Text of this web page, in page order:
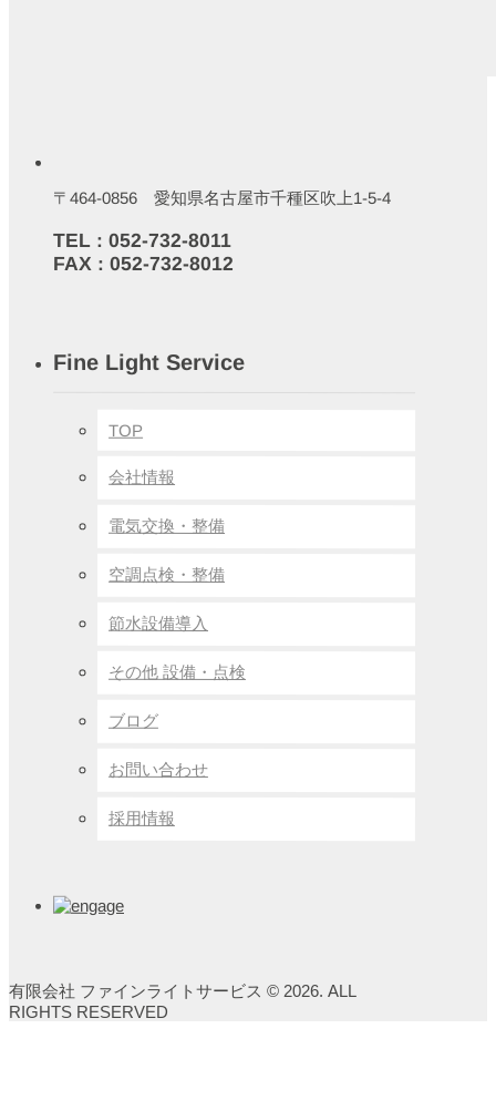
〒464-0856 愛知県名古屋市千種区吹上1-5-4
TEL : 052-732-8011
FAX : 052-732-8012
Fine Light Service
TOP
会社情報
電気交換・整備
空調点検・整備
節水設備導入
その他 設備・点検
ブログ
お問い合わせ
採用情報
有限会社 ファインライトサービス © 2026. ALL
RIGHTS RESERVED